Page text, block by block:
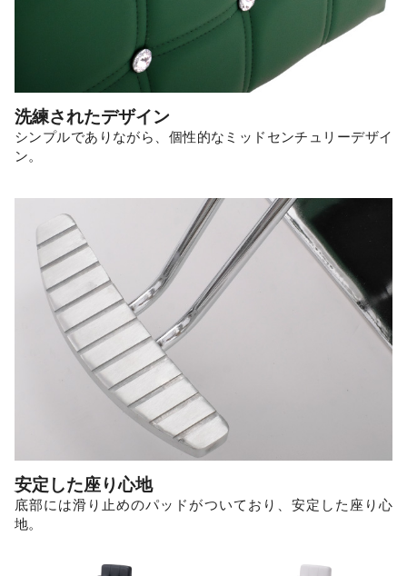
洗練されたデザイン
シンプルでありながら、個性的なミッドセンチュリーデザイ
ン。
安定した座り心地
底部には滑り止めのパッドがついており、安定した座り心
地。